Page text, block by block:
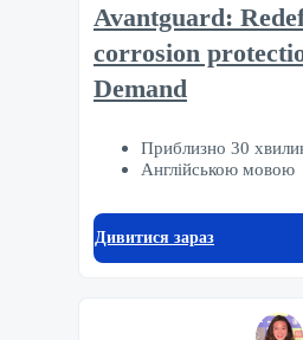
Avantguard:
corrosion
Demand
Приблизно 30
Англійською мовою
Дивитися зараз